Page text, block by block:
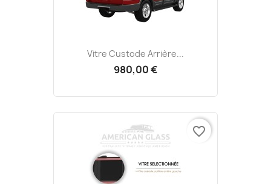
Vitre Custode Arrière...
980,00 €
favorite_border